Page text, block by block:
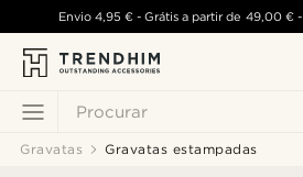
Procurar
Envio 4,95 €- Grátis a partir de 49,00 €-
Gravatas Gravatas estampadas